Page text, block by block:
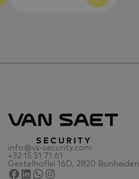
info@vs-security.com
+32 15 51 71 61
Gestelhoflei 16D, 2820 Bonheiden